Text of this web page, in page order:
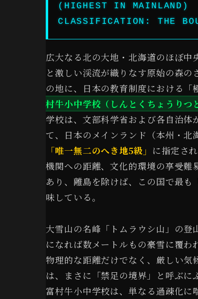
(HIGHEST IN MAINLAND)
CLASSIFICATION: THE
広大なる北の大地・北海道のほぼ
と激しい渓流が織りなす原始の森
の地に、日本の教育制度における「
村牛小中学校（しんとくちょうりつ
学校は、文部科学省および各自治
て、日本のメインランド（本州・北
「唯一無二のへき地5級」 に指定さ
機関への距離、文化的環境の享受
あり、離島を除けば、この国で最
味している。
大雪山の名峰「トムラウシ山」の
になれば数メートルもの豪雪に覆わ
物理的な距離だけでなく、厳しい
は、まさに「禁足の境界」と呼ぶ
富村牛小中学校は、単なる過疎化